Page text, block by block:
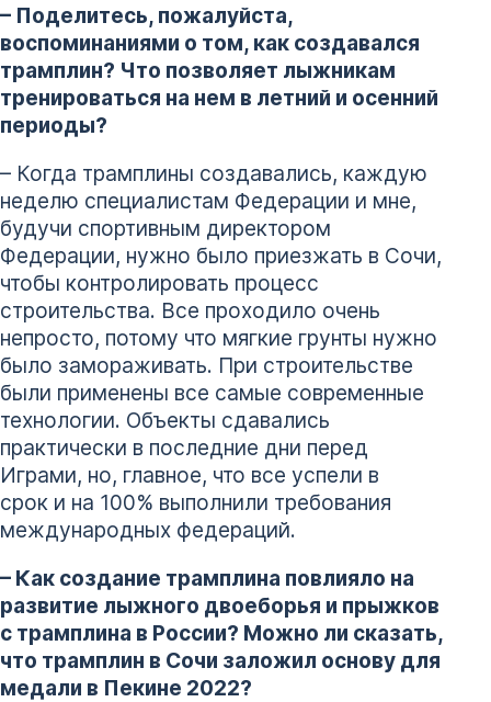
– Поделитесь, пожалуйста,
воспоминаниями о том, как создавался
трамплин? Что позволяет лыжникам
тренироваться на нем в летний и осенний
периоды?
– Когда трамплины создавались, каждую
неделю специалистам Федерации и мне,
будучи спортивным директором
Федерации, нужно было приезжать в Сочи,
чтобы контролировать процесс
строительства. Все проходило очень
непросто, потому что мягкие грунты нужно
было замораживать. При строительстве
были применены все самые современные
технологии. Объекты сдавались
практически в последние дни перед
Играми, но, главное, что все успели в
срок и на 100% выполнили требования
международных федераций.
– Как создание трамплина повлияло на
развитие лыжного двоеборья и прыжков
с трамплина в России? Можно ли сказать,
что трамплин в Сочи заложил основу для
медали в Пекине 2022?